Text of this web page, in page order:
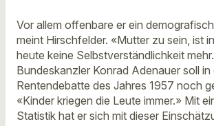
Vor allem offenbare er ein
meint Hirschfelder. «Mutter zu sein, ist
heute keine Selbstverständlichkeit
Bundeskanzler Konrad Adenauer soll in
Rentendebatte des Jahres 1957 noch
«Kinder kriegen die Leute immer.» Mit
Statistik hat er sich mit dieser